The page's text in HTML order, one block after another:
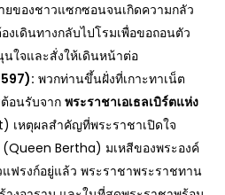
ยของชาวแซกซอนจนเกิดความกลัว
งเดินทางกลับไปโรมเพื่อขอถอนตัว
ใจและสั่งให้เดินหน้าต่อ
597): พวกท่านขึ้นฝั่งที่เกาะทาเน็ต
อนรับจากพระราชาเอเธลเบิร์ตแห่ง
เหตุผลสำคัญที่พระราชาเปิดใจ
(Queen Bertha) มเหสีของพระองค์
ฟรงก์อยู่แล้ว พระราชาพระราชทาน